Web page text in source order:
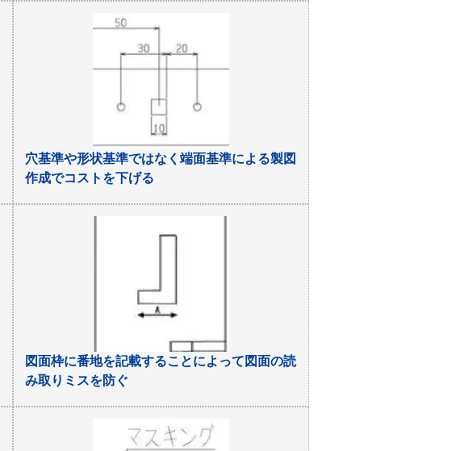
穴基準や形状基準ではなく端面基準による製図
作成でコストを下げる
図面枠に番地を記載することによって図面の読
み取りミスを防ぐ